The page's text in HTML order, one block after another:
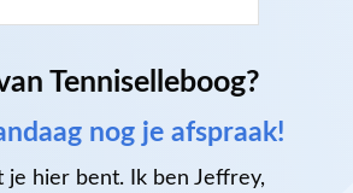
Tenniselleboog?
nog je afspraak!
je hier bent. Ik ben Jeffrey,